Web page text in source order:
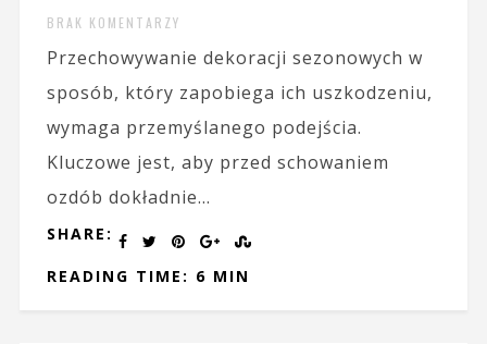
BRAK KOMENTARZY
Przechowywanie dekoracji sezonowych w
sposób, który zapobiega ich uszkodzeniu,
wymaga przemyślanego podejścia.
Kluczowe jest, aby przed schowaniem
ozdób dokładnie...
SHARE:
READING TIME: 6 MIN